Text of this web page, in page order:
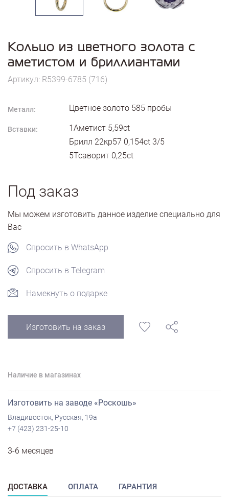
Кольцо из цветного золота с
аметистом и бриллиантами
Артикул: R5399-6785 (716)
Металл: Цветное золото 585 пробы
Вставки:
1Аметист 5,59ct
Брилл 22кр57 0,154ct 3/5
5Тсаворит 0,25ct
Под заказ
Мы можем изготовить данное изделие специально для
Вас
Спросить в WhatsApp
Спросить в Telegram
Намекнуть о подарке
Изготовить на заказ
Наличие в магазинах
Изготовить на заводе «Роскошь»
Владивосток, Русская, 19а
+7 (423) 231-25-10
3-6 месяцев
ДОСТАВКА ОПЛАТА ГАРАНТИЯ